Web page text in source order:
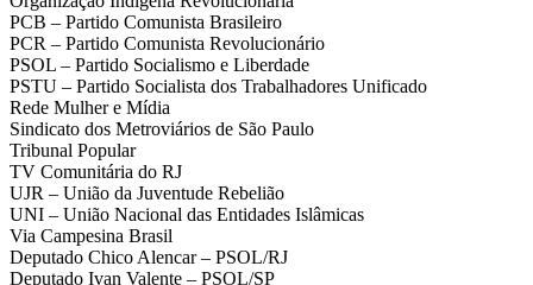
PCB – Partido Comunista Brasileiro
PCR – Partido Comunista Revolucionário
PSOL – Partido Socialismo e Liberdade
PSTU – Partido Socialista dos Trabalhadores Unificado
Rede Mulher e Mídia
Sindicato dos Metroviários de São Paulo
Tribunal Popular
TV Comunitária do RJ
UJR – União da Juventude Rebelião
UNI – União Nacional das Entidades Islâmicas
Via Campesina Brasil
Deputado Chico Alencar – PSOL/RJ
Deputado Ivan Valente – PSOL/SP